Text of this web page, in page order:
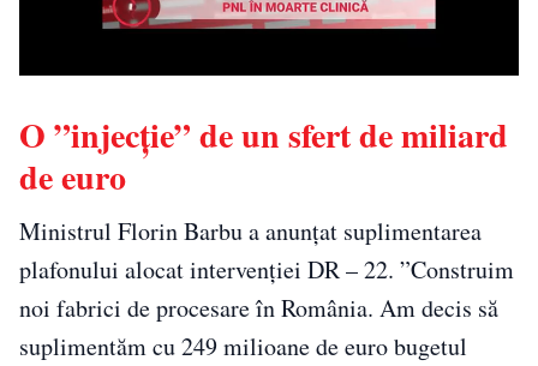
O ”injecție” de un sfert de miliard
de euro
Ministrul Florin Barbu a anunțat suplimentarea
plafonului alocat intervenției DR – 22. ”Construim
noi fabrici de procesare în România. Am decis să
suplimentăm cu 249 milioane de euro bugetul